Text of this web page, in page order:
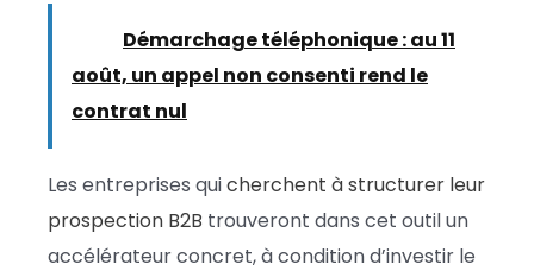
Démarchage téléphonique : au 11
août, un appel non consenti rend le
contrat nul
Les entreprises quicherchent à structurer leur
prospection B2B trouveront dans cet outil un
accélérateur concret, à condition d’investir le